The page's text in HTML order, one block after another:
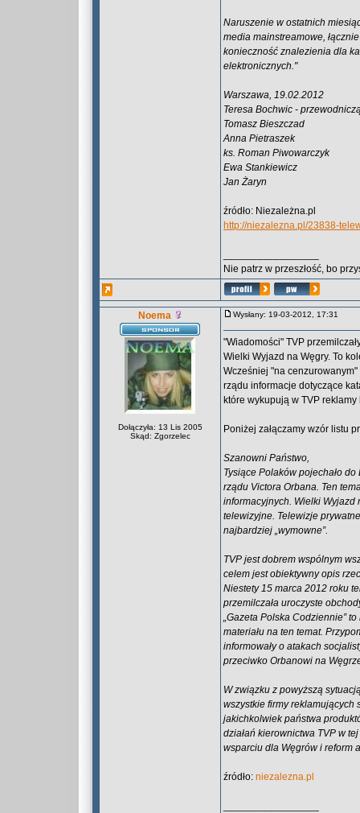
Naruszenie w ostatnich
media mainstreamowe,
konieczność znalezienia dla
elektronicznych."
Warszawa, 19.02.2012
Teresa Bochwic -
Tomasz Bieszczad
Anna Pietraszek
ks. Roman Piwowarczyk
Ewa Stankiewicz
Jan Żaryn
źródło: Niezależna.pl
http://niezalezna.pl/23838-
Nie patrz w przeszłość, bo
Noema
Dołączyła: 13 Lis 2005
Skąd: Zgorzelec
Wysłany: 19-03-2012, 17:31
"Wiadomości" TVP
Wielki Wyjazd na Węgry. To
Wcześniej "na
rządu informacje dotyczące
które wykupują w TVP
Poniżej załączamy wzór listu
Szanowni Państwo,
Tysiące Polaków pojechało
rządu Victora Orbana. Ten
informacyjnych. Wielki Wyjazd
telewizyjne. Telewizje
najbardziej „wymowne”.
TVP jest dobrem wspólnym
celem jest obiektywny opis
Niestety 15 marca 2012 roku
przemilczała uroczyste
„Gazeta Polska Codziennie”
materiału na ten temat.
informowały o atakach
przeciwko Orbanowi na
W związku z powyższą
wszystkie firmy reklamujących
jakichkolwiek państwa
działań kierownictwa TVP w
wsparciu dla Węgrów i reform
źródło: niezalezna.pl